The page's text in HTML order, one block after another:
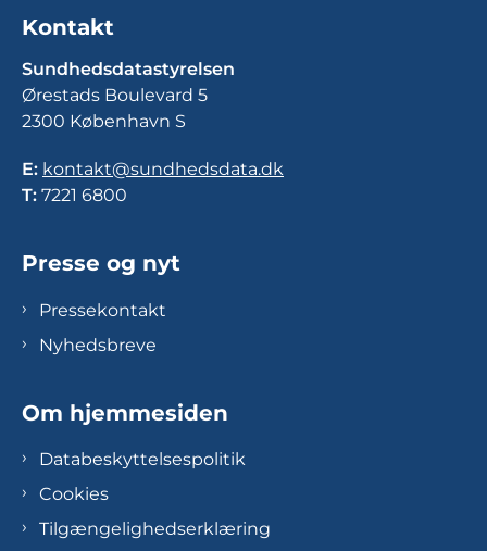
Kontakt
Sundhedsdatastyrelsen
Ørestads Boulevard 5
2300 København S
E: kontakt@sundhedsdata.dk
T: 7221 6800
Presse og nyt
Pressekontakt
Nyhedsbreve
Om hjemmesiden
Databeskyttelsespolitik
Cookies
Tilgængelighedserklæring